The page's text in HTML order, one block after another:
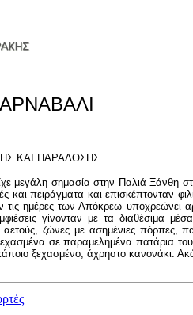
ΚΑΙ ΠΑΡΑΔΟΣΗΣ
μεγάλη σημασία στην Παλιά Ξάνθη
και πειράγματα και επισκέπτονταν
ημέρες των Απόκρεω υποχρεώνει
γίνονταν με τα διαθέσιμα
αετούς, ζώνες με ασημένιες
σε παραμελημένα πατάρια του
ξεχασμένο, άχρηστο κανονάκι.